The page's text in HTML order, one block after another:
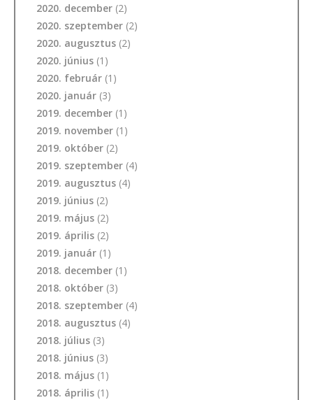
2020. december (2)
2020. szeptember (2)
2020. augusztus (2)
2020. június (1)
2020. február (1)
2020. január (3)
2019. december (1)
2019. november (1)
2019. október (2)
2019. szeptember (4)
2019. augusztus (4)
2019. június (2)
2019. május (2)
2019. április (2)
2019. január (1)
2018. december (1)
2018. október (3)
2018. szeptember (4)
2018. augusztus (4)
2018. július (3)
2018. június (3)
2018. május (1)
2018. április (1)